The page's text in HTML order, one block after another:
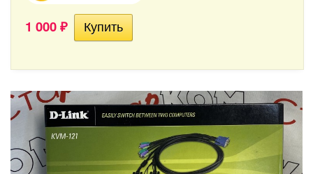
1 000 ₽